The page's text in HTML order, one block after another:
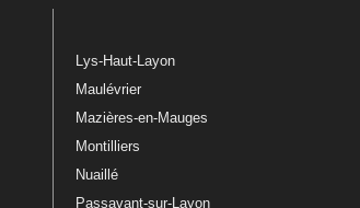
Lys-Haut-Layon
Maulévrier
Mazières-en-Mauges
Montilliers
Nuaillé
Passavant-sur-Layon